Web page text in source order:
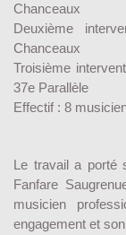
Chanceaux
Deuxième
Chanceaux
Troisième
37e Parallèle
Effectif : 8
Le travail a porté
Fanfare
musicien
engagement et